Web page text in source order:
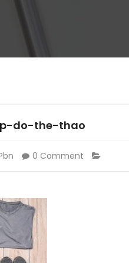
do-the-thao
0 Comment